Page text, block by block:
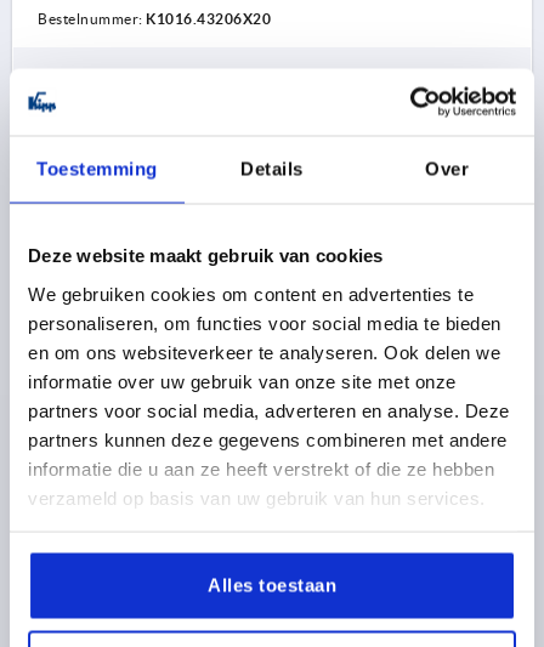
Toestemming Details Over
Deze website maakt gebruik van cookies
We gebruiken cookies om content en advertenties te
personaliseren, om functies voor social media te bieden
en om ons websiteverkeer te analyseren. Ook delen we
informatie over uw gebruik van onze site met onze
partners voor social media, adverteren en analyse. Deze
partners kunnen deze gegevens combineren met andere
informatie die u aan ze heeft verstrekt of die ze hebben
verzameld op basis van uw gebruik van hun services.
Alles toestaan
Bestelnummer: K1016.43206X20
excl. BTW
plus verzendkosten
DETAILS
STERGREEP OVEREENKOMSTIG DIN6336 M06X25,
D1=32, H=20, VORM:L MET BUITENDRAAD,
DUROPLAST ZWART HOGGLANS GEPOLIJST, BEST:RVS
SCHROEFDRAADLENGTE=25
K1016.43206X25
1,70 €